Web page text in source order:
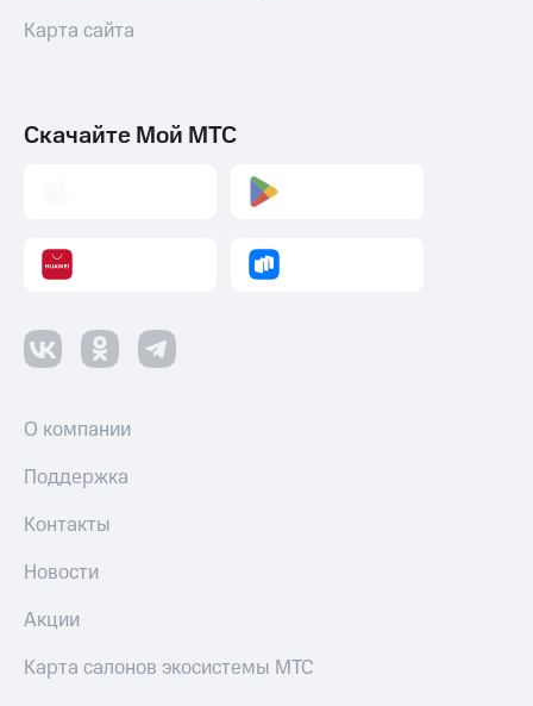
Карта сайта
Скачайте Мой МТС
О компании
Поддержка
Контакты
Новости
Акции
Карта салонов экосистемы МТС